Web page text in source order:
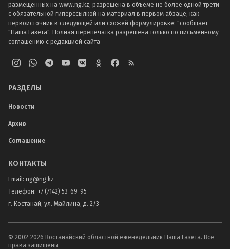
размещенных на www.ng.kz, разрешена в объеме не более одной трети
с обязательной гиперссылкой на материал в первом абзаце, как
первоисточник в следующей или схожей формулировке: "сообщает
"Наша Газета". Полная перепечатка разрешена только по письменному
соглашению с редакцией сайта
РАЗДЕЛЫ
Новости
Архив
Соглашение
КОНТАКТЫ
Email: ng@ng.kz
Телефон: +7 (7142) 53-69-95
г. Костанай, ул. Майлина, д. 2/3
© 2002-2026 Костанайский областной еженедельник Наша Газета. Все
права защищены